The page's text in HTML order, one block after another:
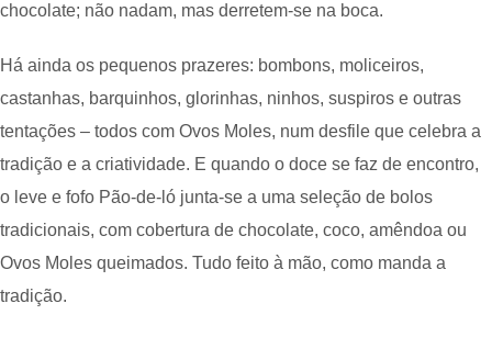
chocolate; não nadam, mas derretem-se na boca.
Há ainda os pequenos prazeres: bombons, moliceiros,
castanhas, barquinhos, glorinhas, ninhos, suspiros e outras
tentações – todos com Ovos Moles, num desfile que celebra a
tradição e a criatividade. E quando o doce se faz de encontro,
o leve e fofo Pão-de-ló junta-se a uma seleção de bolos
tradicionais, com cobertura de chocolate, coco, amêndoa ou
Ovos Moles queimados. Tudo feito à mão, como manda a
tradição.